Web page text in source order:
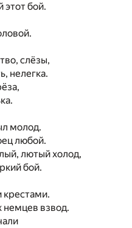
бой.
слёзы,
нелегка.
молод.
любой.
лютый холод,
бой.
крестами.
взвод.